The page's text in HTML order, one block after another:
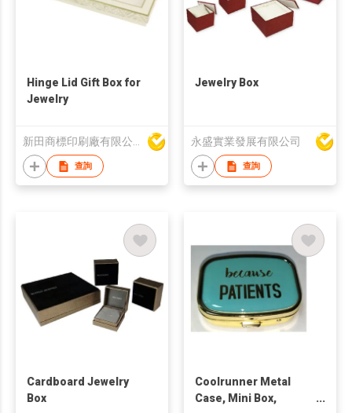
Hinge Lid Gift Box for
Jewelry
新田商標印刷廠有限公司
查詢
Jewelry Box
永盛實業發展有限公司
查詢
Cardboard Jewelry
Box
Coolrunner Metal
Case, Mini Box,